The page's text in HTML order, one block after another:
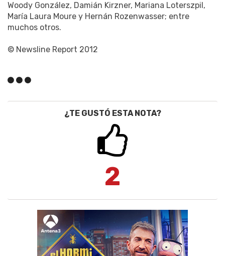
Woody González, Damián Kirzner, Mariana Loterszpil,
María Laura Moure y Hernán Rozenwasser; entre
muchos otros.
© Newsline Report 2012
¿TE GUSTÓ ESTA NOTA?
2